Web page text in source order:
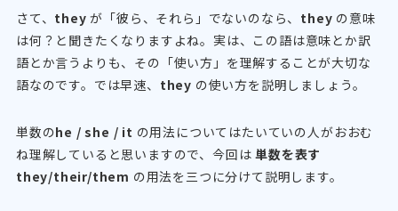
さて、 they が「彼ら、それら」でないのなら、 they の意味
は何？と聞きたくなりますよね。実は、この語は意味とか訳
語とか言うよりも、その「使い方」を理解することが大切な
語なのです。では早速、 they の使い方を説明しましょう。
単数のhe / she / it の用法についてはたいていの人がおおむ
ね理解していると思いますので、今回は単数を表す
they/their/them の用法を三つに分けて説明します。